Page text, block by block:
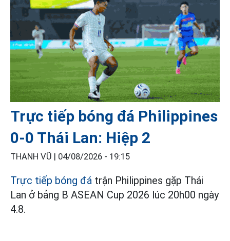
Trực tiếp bóng đá Philippines
0-0 Thái Lan: Hiệp 2
THANH VŨ | 04/08/2026 - 19:15
Trực tiếp bóng đá trận Philippines gặp Thái
Lan ở bảng B ASEAN Cup 2026 lúc 20h00 ngày
4.8.